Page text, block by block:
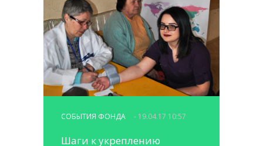
СОБЫТИЯ ФОНДА - 19.04.17 10:57
Шаги к укреплению